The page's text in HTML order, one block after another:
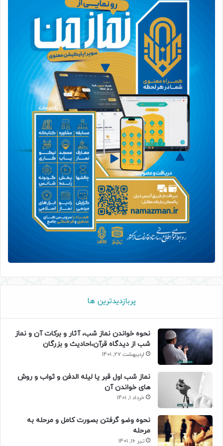
پربازدیدترین ها
نحوه خواندن نماز شب، آثار و برکات آن و نماز
شب از دیدگاه قرآن،احادیث و بزرگان
اردیبهشت 27, 1401
نماز شب اول قبر یا لیله الدفن و ثواب و روش
های خواندن آن
خرداد 1, 1401
نحوه وضو گرفتن بصورت کامل و مرحله به
مرحله
تیر 16, 1401